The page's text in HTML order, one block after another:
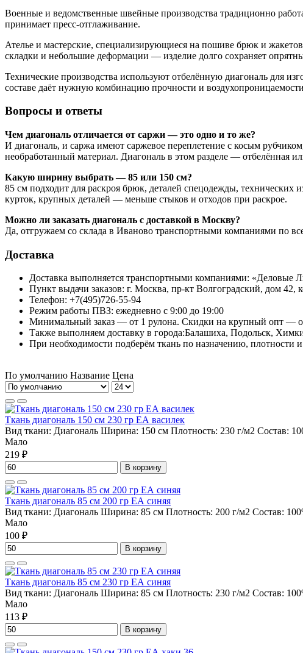
Военные и ведомственные швейные производства традиционно
принимает пресс-отглаживание.
Ателье и мастерские, специализирующиеся на пошиве брюк и
складки и небольшие деформации — изделие долго сохраняет
Технические производства используют отбелённую диагональ для
составе даёт нужную комбинацию прочности и
Вопросы и ответы
Чем диагональ отличается от саржи — это одно и то же?
И диагональ, и саржа имеют саржевое переплетение с косым
необработанный материал. Диагональ в этом разделе — отбелённая
Какую ширину выбрать — 85 или 150 см?
85 см подходит для раскроя брюк, деталей спецодежды,
курток, крупных деталей — меньше стыков и отходов при раскрое.
Можно ли заказать диагональ с доставкой в Москву?
Да, отгружаем со склада в Иваново транспортными компаниями по
Доставка
Доставка выполняется транспортными компаниями:
Пункт выдачи заказов: г. Москва, пр-кт Волгоградский, дом 42,
Телефон: +7(495)726-55-94
Режим работы ПВЗ: ежедневно с 9:00 до 19:00
Минимальный заказ — от 1 рулона. Скидки на крупный опт —
Также выполняем доставку в города:Балашиха, Подольск,
При необходимости подберём ткань по назначению, плотности
По умолчанию Название Цена
Ткань диагональ 150 см 230 гр ЕА василек
Вид ткани: Диагональ Ширина: 150 см Плотность: 230 г/м2 Состав:
Мало
219 ₽
В корзину
Ткань диагональ 85 см 200 гр ЕА синяя
Вид ткани: Диагональ Ширина: 85 см Плотность: 200 г/м2 Состав:
Мало
100 ₽
В корзину
Ткань диагональ 85 см 230 гр ЕА синяя
Вид ткани: Диагональ Ширина: 85 см Плотность: 230 г/м2 Состав:
Мало
113 ₽
В корзину